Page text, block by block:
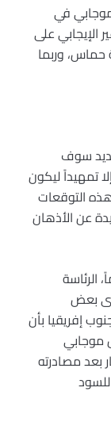
في
الإيجابي على
حماس، وربما
سوف
خلال عام (2015) ليس إلا تمهيداً ليكون
التوقعات
عن الأذهان
روبرت موغابي (91) عاماً، الرئاسة
بعض
إفريقيا بأن
موجابي
بعد مصادرته
للسود